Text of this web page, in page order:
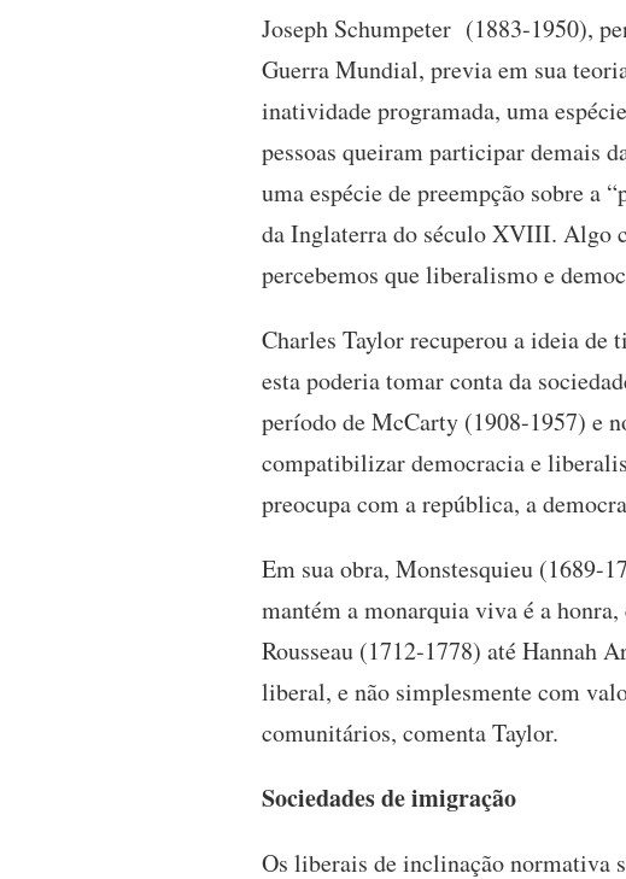
Joseph Schumpeter (1883-1950),
Guerra Mundial, previa em sua
inatividade programada, uma
pessoas queiram participar demais
uma espécie de preempção sobre a
da Inglaterra do século XVIII. Algo
percebemos que liberalismo e
Charles Taylor recuperou a ideia
esta poderia tomar conta da
período de McCarty (1908-1957) e
compatibilizar democracia e
preocupa com a república, a
Em sua obra, Monstesquieu (1689-
mantém a monarquia viva é a
Rousseau (1712-1778) até Hannah
liberal, e não simplesmente com
comunitários, comenta Taylor.
Sociedades de imigração
Os liberais de inclinação normativa